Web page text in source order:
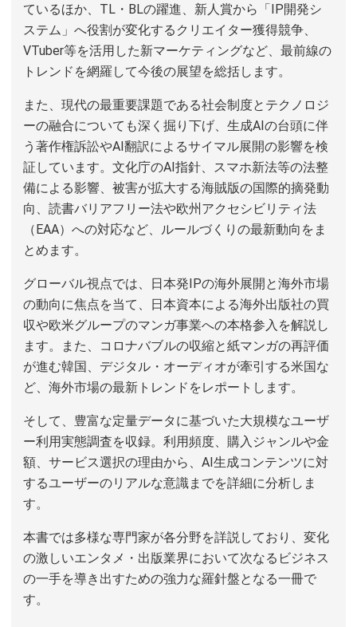
ているほか、TL・BLの躍進、新人賞から「IP開発シ
ステム」へ役割が変化するクリエイター獲得競争、
VTuber等を活用した新マーケティングなど、最前線の
トレンドを網羅して今後の展望を総括します。
また、現代の最重要課題である社会制度とテクノロジ
ーの融合についても深く掘り下げ、生成AIの台頭に伴
う著作権訴訟やAI翻訳によるサイマル展開の影響を検
証しています。文化庁のAI指針、スマホ新法等の法整
備による影響、被害が拡大する海賊版の国際的摘発動
向、読書バリアフリー法や欧州アクセシビリティ法
（EAA）への対応など、ルールづくりの最新動向をま
とめます。
グローバル視点では、日本発IPの海外展開と海外市場
の動向に焦点を当て、日本資本による海外出版社の買
収や欧米グループのマンガ事業への本格参入を解説し
ます。また、コロナバブルの収縮と紙マンガの再評価
が進む韓国、デジタル・オーディオが牽引する米国な
ど、海外市場の最新トレンドをレポートします。
そして、豊富な定量データに基づいた大規模なユーザ
ー利用実態調査を収録。利用頻度、購入ジャンルや金
額、サービス選択の理由から、AI生成コンテンツに対
するユーザーのリアルな意識までを詳細に分析しま
す。
本書では多様な専門家が各分野を詳説しており、変化
の激しいエンタメ・出版業界において次なるビジネス
の一手を導き出すための強力な羅針盤となる一冊で
す。